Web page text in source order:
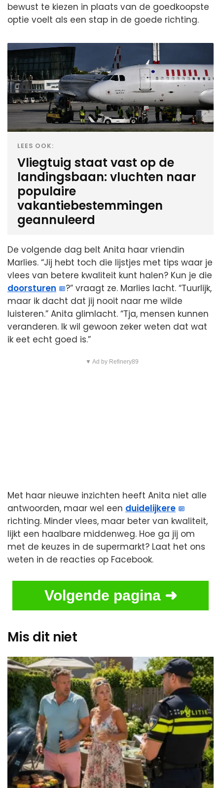
bewust te kiezen in plaats van de goedkoopste
optie voelt als een stap in de goede richting.
LEES OOK:
Vliegtuig staat vast op de
landingsbaan: vluchten naar
populaire
vakantiebestemmingen
geannuleerd
De volgende dag belt Anita haar vriendin
Marlies. “Jij hebt toch die lijstjes met tips waar je
vlees van betere kwaliteit kunt halen? Kun je die
doorsturen
?” vraagt ze. Marlies lacht. “Tuurlijk,
maar ik dacht dat jij nooit naar me wilde
luisteren.” Anita glimlacht. “Tja, mensen kunnen
veranderen. Ik wil gewoon zeker weten dat wat
ik eet echt goed is.”
▼ Ad by Refinery89
Met haar nieuwe inzichten heeft Anita niet alle
antwoorden, maar wel een duidelijkere
richting. Minder vlees, maar beter van kwaliteit,
lijkt een haalbare middenweg. Hoe ga jij om
met de keuzes in de supermarkt? Laat het ons
weten in de reacties op Facebook.
Volgende pagina ➜
Mis dit niet